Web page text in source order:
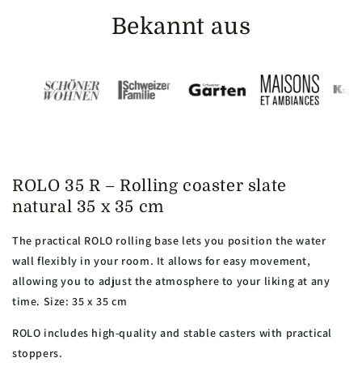
Bekannt aus
ROLO 35 R – Rolling coaster slate
natural 35 x 35 cm
The practical ROLO rolling base lets you position the water
wall flexibly in your room. It allows for easy movement,
allowing you to adjust the atmosphere to your liking at any
time. Size: 35 x 35 cm
ROLO includes high-quality and stable casters with practical
stoppers.